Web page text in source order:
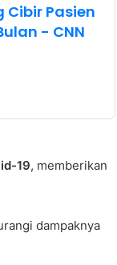
Cibir Pasien
- CNN
19, memberikan
dampaknya